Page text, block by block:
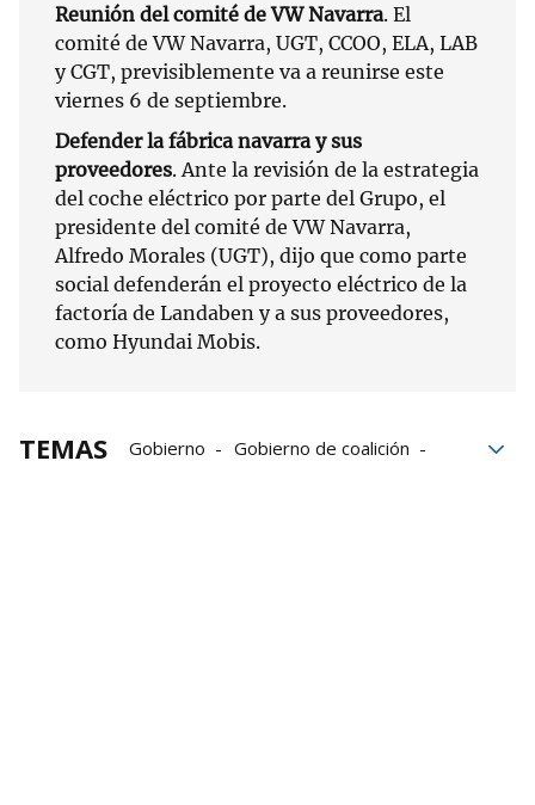
Reunión del comité de VW Navarra. El
comité de VW Navarra, UGT, CCOO, ELA, LAB
y CGT, previsiblemente va a reunirse este
viernes 6 de septiembre.
Defender la fábrica navarra y sus
proveedores. Ante la revisión de la estrategia
del coche eléctrico por parte del Grupo, el
presidente del comité de VW Navarra,
Alfredo Morales (UGT), dijo que como parte
social defenderán el proyecto eléctrico de la
factoría de Landaben y a sus proveedores,
como Hyundai Mobis.
TEMAS Gobierno
Gobierno de coalición